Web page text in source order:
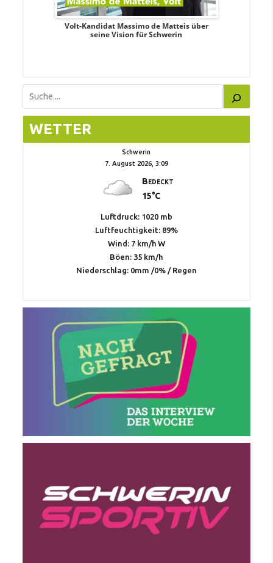
Volt-Kandidat Massimo de Matteis über
seine Vision für Schwerin
Suchen
WETTER
Schwerin
7. August 2026, 3:09
Bedeckt
15°C
Luftdruck: 1020 mb
Luftfeuchtigkeit: 89%
Wind: 7 km/h W
Böen: 35 km/h
Niederschlag: 0mm /0%/ Regen